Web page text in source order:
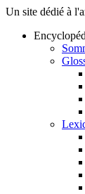
Un site dédié à